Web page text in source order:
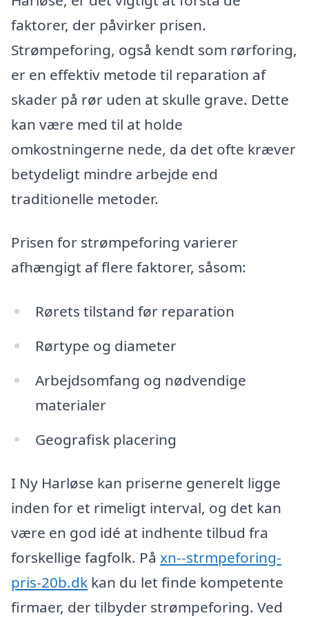
faktorer, der påvirker prisen.
Strømpeforing, også kendt som rørforing,
er en effektiv metode til reparation af
skader på rør uden at skulle grave. Dette
kan være med til at holde
omkostningerne nede, da det ofte kræver
betydeligt mindre arbejde end
traditionelle metoder.
Prisen for strømpeforing varierer
afhængigt af flere faktorer, såsom:
Rørets tilstand før reparation
Rørtype og diameter
Arbejdsomfang og nødvendige
materialer
Geografisk placering
I Ny Harløse kan priserne generelt ligge
inden for et rimeligt interval, og det kan
være en god idé at indhente tilbud fra
forskellige fagfolk. På xn--strmpeforing-
pris-20b.dk kan du let finde kompetente
firmaer, der tilbyder strømpeforing. Ved